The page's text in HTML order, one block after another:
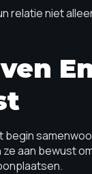
relatie niet
begin
aan bewust